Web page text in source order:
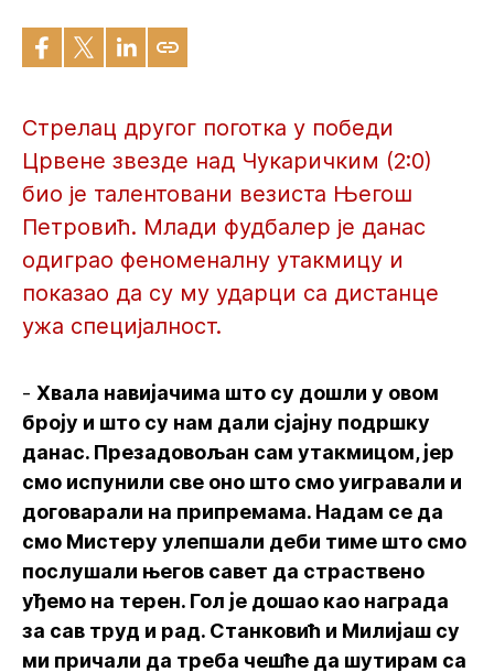
Стрелац другог поготка у победи
Црвене звезде над Чукаричким (2:0)
био је талентовани везиста Његош
Петровић. Млади фудбалер је данас
одиграо феноменалну утакмицу и
показао да су му ударци са дистанце
ужа специјалност.
- Хвала навијачима што су дошли у овом
броју и што су нам дали сјајну подршку
данас. Презадовољан сам утакмицом, јер
смо испунили све оно што смо уигравали и
договарали на припремама. Надам се да
смо Мистеру улепшали деби тиме што смо
послушали његов савет да страствено
уђемо на терен. Гол је дошао као награда
за сав труд и рад. Станковић и Милијаш су
ми причали да треба чешће да шутирам са